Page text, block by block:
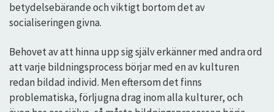
betydelsebärande och viktigt bortom det av
socialiseringen givna.
Behovet av att hinna upp sig själv erkänner med andra ord
att varje bildningsprocess börjar med en av kulturen
redan bildad individ. Men eftersom det finns
problematiska, förljugna drag inom alla kulturer, och